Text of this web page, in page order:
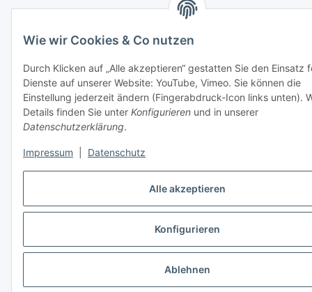
Alle akzeptieren
Konfigurieren
Ablehnen
Wie wir Cookies & Co nutzen
Durch Klicken auf „Alle akzeptieren“ gestatten Sie den Einsatz
Dienste auf unserer Website: YouTube, Vimeo. Sie können die
Einstellung jederzeit ändern (Fingerabdruck-Icon links unten).
Details finden Sie unter Konfigurieren und in unserer
Datenschutzerklärung.
Impressum Datenschutz